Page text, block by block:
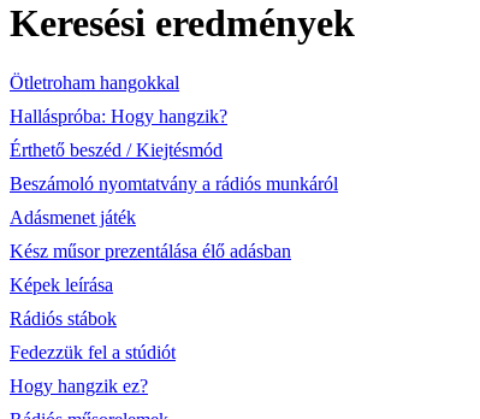
Keresési eredmények
Ötletroham hangokkal
Halláspróba: Hogy hangzik?
Érthető beszéd / Kiejtésmód
Beszámoló nyomtatvány a rádiós munkáról
Adásmenet játék
Kész műsor prezentálása élő adásban
Képek leírása
Rádiós stábok
Fedezzük fel a stúdiót
Hogy hangzik ez?